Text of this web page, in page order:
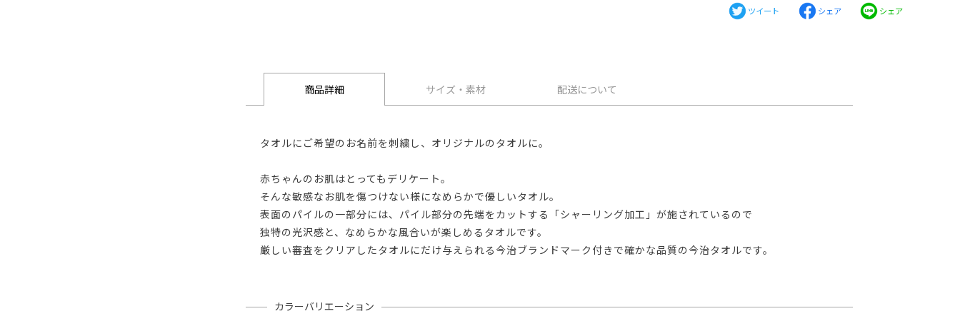
ツイート シェア シェア
商品詳細 サイズ・素材 配送について
タオルにご希望のお名前を刺繍し、オリジナルのタオルに。
赤ちゃんのお肌はとってもデリケート。
そんな敏感なお肌を傷つけない様になめらかで優しいタオル。
表面のパイルの一部分には、パイル部分の先端をカットする「シャーリング加工」が施されているので
独特の光沢感と、なめらかな風合いが楽しめるタオルです。
厳しい審査をクリアしたタオルにだけ与えられる今治ブランドマーク付きで確かな品質の今治タオルです。
カラーバリエーション